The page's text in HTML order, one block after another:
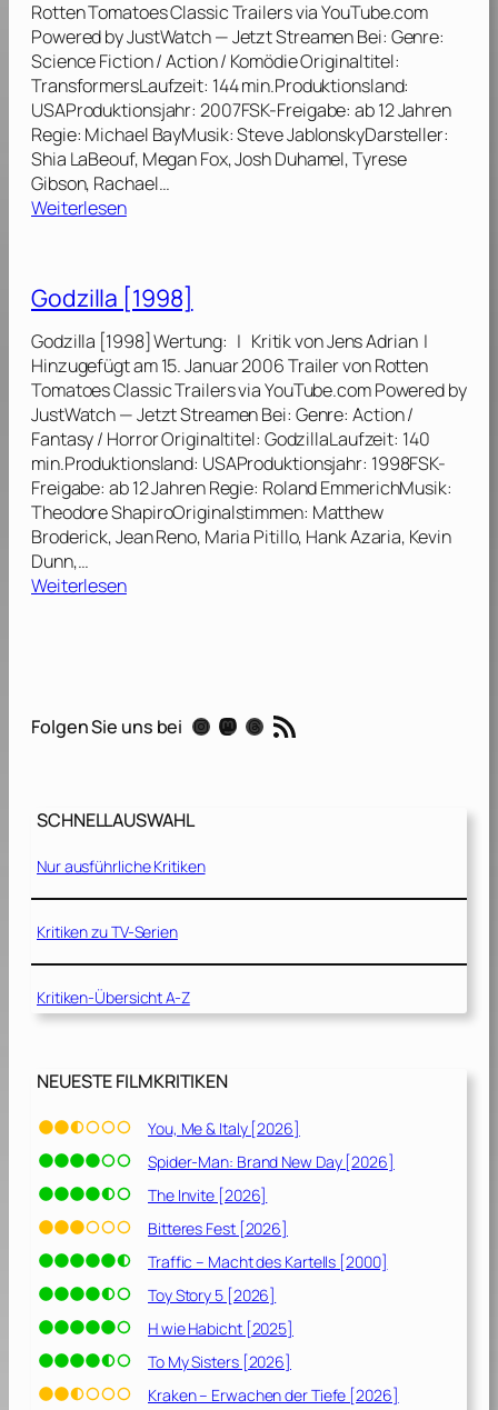
[
2
0
0
9
]
f
B
e
w
ä
h
r
u
n
2
0
0
6
]
Rotten Tomatoes Classic Trailers via YouTube.com
Powered by JustWatch — Jetzt Streamen Bei: Genre:
Science Fiction / Action / Komödie Originaltitel:
TransformersLaufzeit: 144 min.Produktionsland:
USAProduktionsjahr: 2007FSK-Freigabe: ab 12 Jahren
Regie: Michael BayMusik: Steve JablonskyDarsteller:
Shia LaBeouf, Megan Fox, Josh Duhamel, Tyrese
Gibson, Rachael…
Weiterlesen:
a
n
s
f
o
r
m
e
r
s
[
2
0
Godzilla [1998]
Godzilla [1998] Wertung: | Kritik von Jens Adrian |
Hinzugefügt am 15. Januar 2006 Trailer von Rotten
Tomatoes Classic Trailers via YouTube.com Powered by
JustWatch — Jetzt Streamen Bei: Genre: Action /
Fantasy / Horror Originaltitel: GodzillaLaufzeit: 140
min.Produktionsland: USAProduktionsjahr: 1998FSK-
Freigabe: ab 12 Jahren Regie: Roland EmmerichMusik:
Theodore ShapiroOriginalstimmen: Matthew
Broderick, Jean Reno, Maria Pitillo, Hank Azaria, Kevin
Dunn,…
Weiterlesen:
l
1
9
8
]
Folgen Sie uns bei Instagram Mastodon Threads RSS-Feed
SCHNELLAUSWAHL
Nur ausführliche Kritiken
Kritiken zu TV-Serien
Kritiken-Übersicht A-Z
NEUESTE FILMKRITIKEN
You, Me & Italy [2026]
Spider-Man: Brand New Day [2026]
The Invite [2026]
Bitteres Fest [2026]
Traffic – Macht des Kartells [2000]
Toy Story 5 [2026]
H wie Habicht [2025]
To My Sisters [2026]
Kraken – Erwachen der Tiefe [2026]